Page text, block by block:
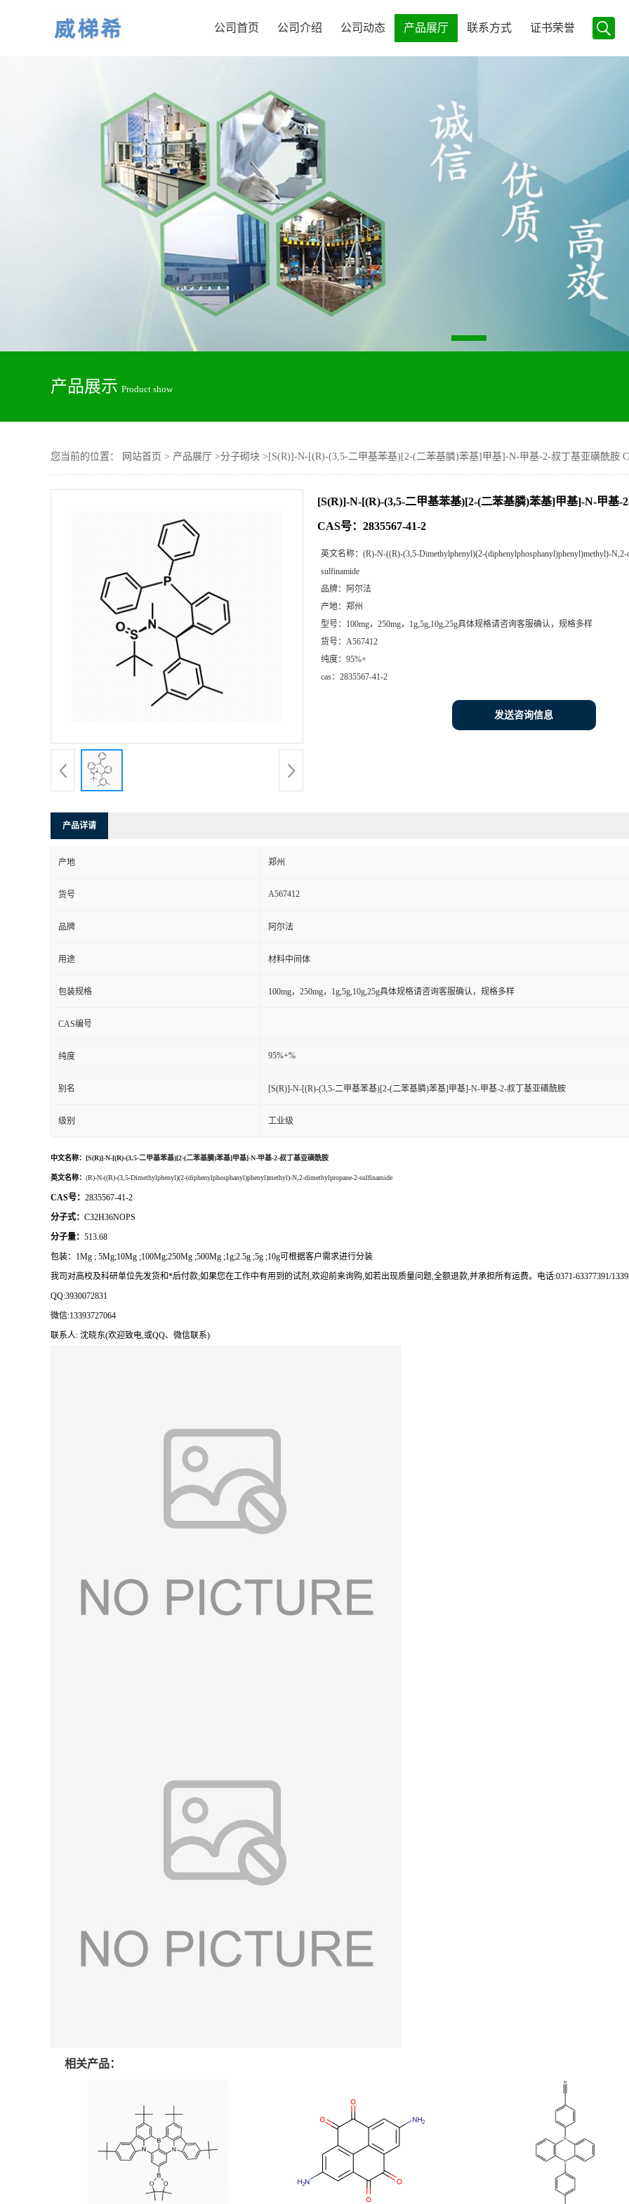
公司首页 公司介绍 公司动态 产品展厅 联系方式 证书荣誉
产品展示 Product show
您当前的位置： 网站首页 > 产品展厅 >分子砌块 > [S(R)]-N-[(R)-(3,5-二甲基苯基)[2-(二苯基膦)苯基]甲基]-N-甲基-2-叔丁基亚磺酰胺
[S(R)]-N-[(R)-(3,5-二甲基苯基)[2-(二苯基膦)苯基]甲基]-N-甲基-
CAS号：2835567-41-2
英文名称： (R)-N-((R)-(3,5-Dimethylphenyl)(2-(diphenylphosphanyl)phenyl)methyl)-N,2-
sulfinamide
品牌：
阿尔法
产地： 郑州
型号： 100mg，250mg，1g,5g,10g,25g具体规格请咨询客服确认，规格多样
货号： A567412
纯度： 95%+
cas： 2835567-41-2
发送咨询信息
产品详请
产地 郑州
货号 A567412
品牌 阿尔法
用途 材料中间体
包装规格 100mg，250mg，1g,5g,10g,25g具体规格请咨询客服确认，规格多样
CAS编号
纯度 95%+%
别名 [S(R)]-N-[(R)-(3,5-二甲基苯基)[2-(二苯基膦)苯基]甲基]-N-甲基-2-叔丁基亚磺酰胺
级别 工业级
中文名称： [S(R)]-N-[(R)-(3,5-二甲基苯基)[2-(二苯基膦)苯基]甲基]-N-甲基-2-叔丁基亚磺酰胺
英文名称： (R)-N-((R)-(3,5-Dimethylphenyl)(2-(diphenylphosphanyl)phenyl)methyl)-N,2-dimethylpropane-2-sulfinamide
CAS号： 2835567-41-2
分子式： C32H36NOPS
分子量： 513.68
包装： 1Mg ; 5Mg;10Mg ;100Mg;250Mg ;500Mg ;1g;2.5g ;5g ;10g可根据客户需求进行分装
我司对高校及科研单位先发货和*后付款;如果您在工作中有用到的试剂,欢迎前来询购,如若出现质量问题,全额退款,并承担所有运费。电话:0371-63377391/
QQ:3930072831
微信:13393727064
联系人: 沈晓东(欢迎致电,或QQ、微信联系)
相关产品：